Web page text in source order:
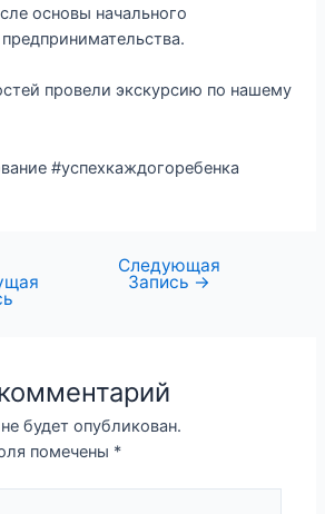
основы начального
провели экскурсию по нашему
#успехкаждогоребенка
Следующая
Запись →
будет опубликован.
помечены *